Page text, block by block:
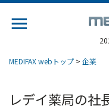
MEDIFAX webトップ > 企業
レデイ薬局の社